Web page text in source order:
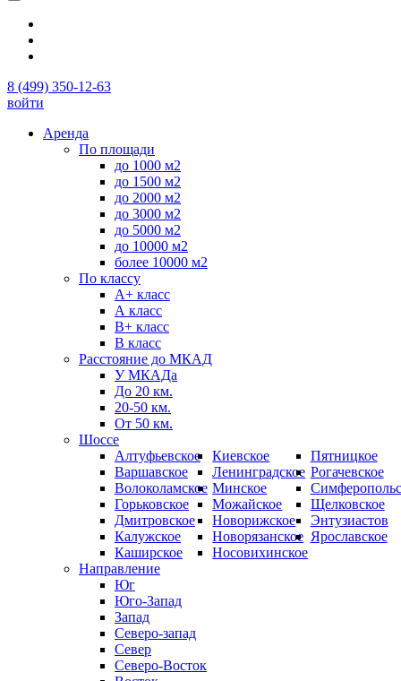
8 (499) 350-12-63
войти
Аренда
По площади
до 1000 м2
до 1500 м2
до 2000 м2
до 3000 м2
до 5000 м2
до 10000 м2
более 10000 м2
По классу
А+ класс
А класс
B+ класс
В класс
Расстояние до МКАД
У МКАДа
До 20 км.
20-50 км.
От 50 км.
Шоссе
Алтуфьевское
Варшавское
Волоколамское
Горьковское
Дмитровское
Калужское
Каширское
Киевское
Ленинградское
Минское
Можайское
Новорижское
Новорязанское
Носовихинское
Пятницкое
Рогачевское
Щелковское
Энтузиастов
Ярославское
Направление
Юг
Юго-Запад
Запад
Северо-запад
Север
Северо-Восток